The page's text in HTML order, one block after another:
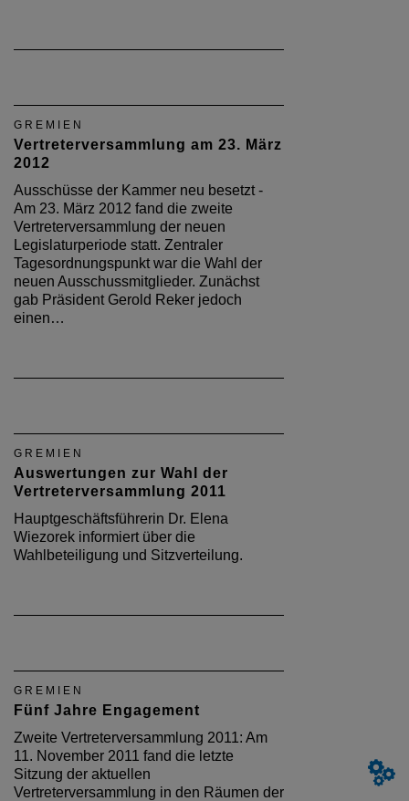
GREMIEN
Vertreterversammlung am 23. März
2012
Ausschüsse der Kammer neu besetzt -
Am 23. März 2012 fand die zweite
Vertreterversammlung der neuen
Legislaturperiode statt. Zentraler
Tagesordnungspunkt war die Wahl der
neuen Ausschussmitglieder. Zunächst
gab Präsident Gerold Reker jedoch
einen…
GREMIEN
Auswertungen zur Wahl der
Vertreterversammlung 2011
Hauptgeschäftsführerin Dr. Elena
Wiezorek informiert über die
Wahlbeteiligung und Sitzverteilung.
GREMIEN
Fünf Jahre Engagement
Zweite Vertreterversammlung 2011: Am
11. November 2011 fand die letzte
Sitzung der aktuellen
Vertreterversammlung in den Räumen der